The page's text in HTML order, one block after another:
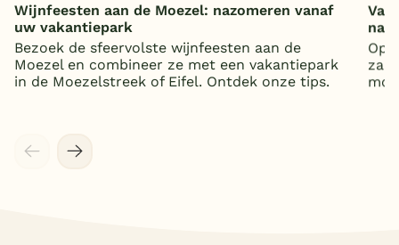
Wijnfeesten aan de Moezel: nazomeren vanaf
uw vakantiepark
Bezoek de sfeervolste wijnfeesten aan de
Moezel en combineer ze met een vakantiepark
in de Moezelstreek of Eifel. Ontdek onze tips.
Op